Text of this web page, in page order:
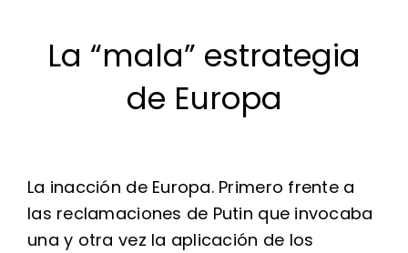
La “mala” estrategia
de Europa
La inacción de Europa. Primero frente a
las reclamaciones de Putin que invocaba
una y otra vez la aplicación de los